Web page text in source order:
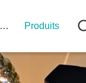
À Propos De Nous Produits